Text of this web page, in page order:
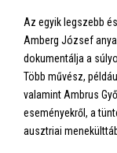
Az egyik legszebb
Amberg József
dokumentálja a
Több művész,
valamint Ambrus
eseményekről, a
ausztriai